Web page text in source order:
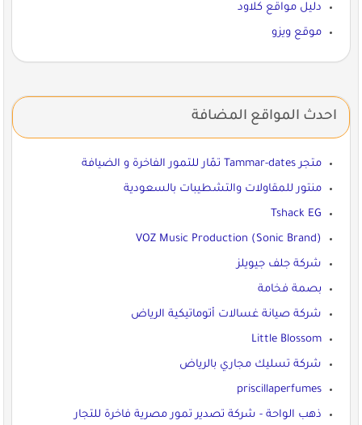
دليل مواقع كلاود
موقع ويزو
احدث المواقع المضافة
متجر Tammar-dates تمّار للتمور الفاخرة و الضيافة
منتور للمقاولات والتشطيبات بالسعودية
Tshack EG
VOZ Music Production (Sonic Brand)
شركة جلف جيويلز
بصمة فخامة
شركة صيانة غسالات أتوماتيكية الرياض
Little Blossom
شركة تسليك مجاري بالرياض
priscillaperfumes
ذهب الواحة - شركة تصدير تمور مصرية فاخرة للتجار